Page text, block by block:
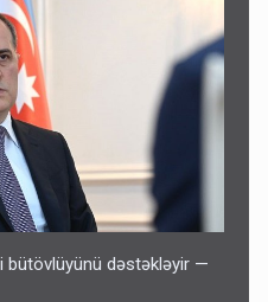
bütövlüyünü dəstəkləyir —